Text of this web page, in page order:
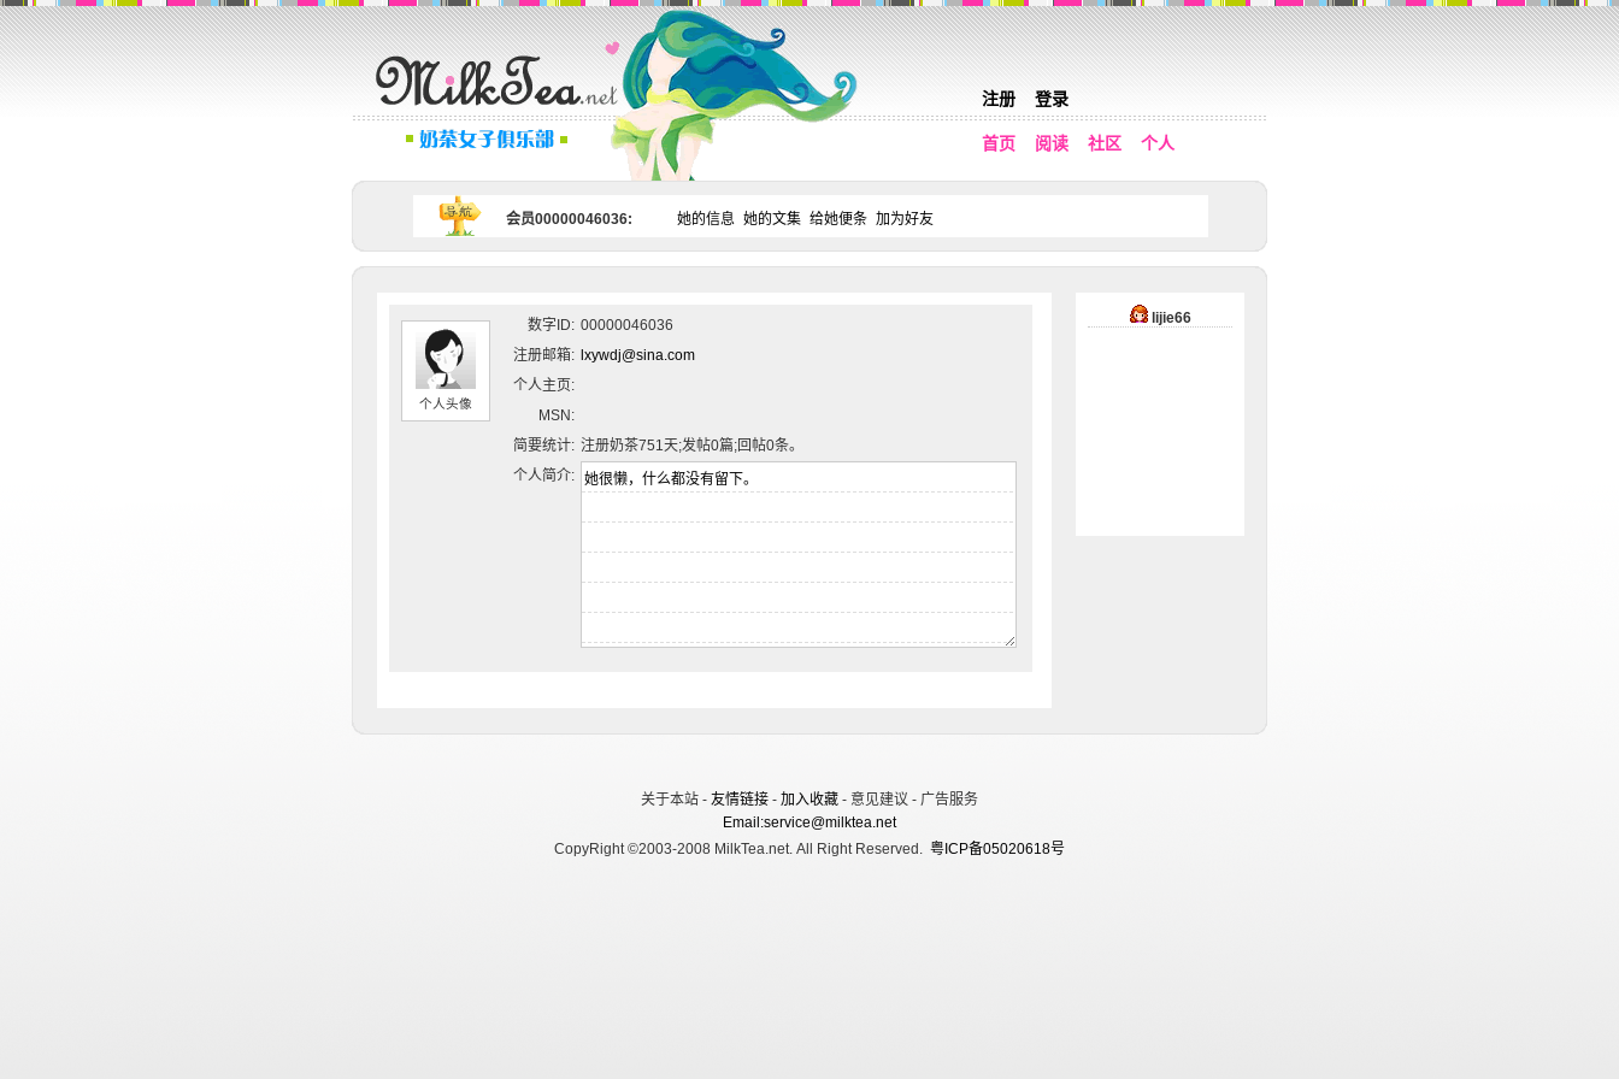
注册 登录
首页 阅读 社区 个人
会员00000046036: 她的信息 她的文集 给她便条 加为好友
个人头像
数字ID: 00000046036
注册邮箱: lxywdj@sina.com
个人主页:
MSN:
简要统计: 注册奶茶751天;发帖0篇;回帖0条。
个人简介:
lijie66
关于本站 - 友情链接 - 加入收藏 - 意见建议 - 广告服务
Email:service@milktea.net
CopyRight ©2003-2008 MilkTea.net. All Right Reserved. 粤ICP备05020618号